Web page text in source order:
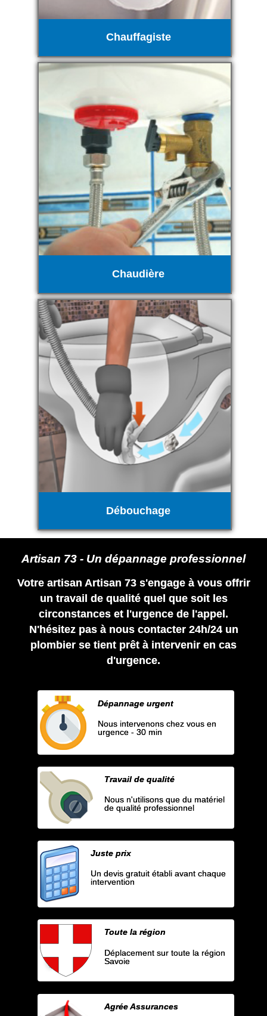
Chauffagiste
Chaudière
Débouchage
Artisan 73 - Un dépannage professionnel
Votre artisan Artisan 73 s'engage à vous offrir
un travail de qualité quel que soit les
circonstances et l'urgence de l'appel.
N'hésitez pas à nous contacter 24h/24 un
plombier se tient prêt à intervenir en cas
d'urgence.
Dépannage urgent
Nous intervenons chez vous en
urgence - 30 min
Travail de qualité
Nous n'utilisons que du matériel
de qualité professionnel
Juste prix
Un devis gratuit établi avant chaque
intervention
Toute la région
Déplacement sur toute la région
Savoie
Agrée Assurances